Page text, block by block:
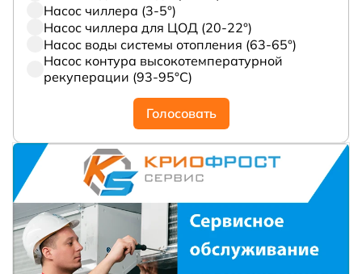
Насос чиллера (3-5°)
Насос чиллера для ЦОД (20-22°)
Насос воды системы отопления (63-65°)
Насос контура высокотемпературной
рекуперации (93-95°С)
Голосовать